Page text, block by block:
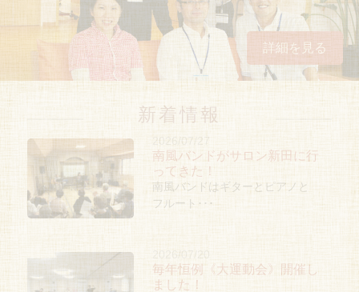
詳細を見る
新着情報
2026/07/27
南風バンドがサロン新田に行
ってきた！
南風バンドはギターとピアノと
フルート･･･
2026/07/20
毎年恒例《大運動会》開催し
ました！